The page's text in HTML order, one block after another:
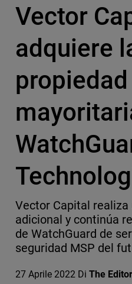
Vector
adquiere
propiedad
Vector Capital realiza
adicional y continúa
de WatchGuard de
seguridad MSP del
27 Aprile 2022 Di The Editor